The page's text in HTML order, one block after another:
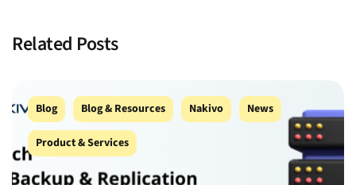
Related Posts
Blog Blog & Resources Nakivo News
Product & Services